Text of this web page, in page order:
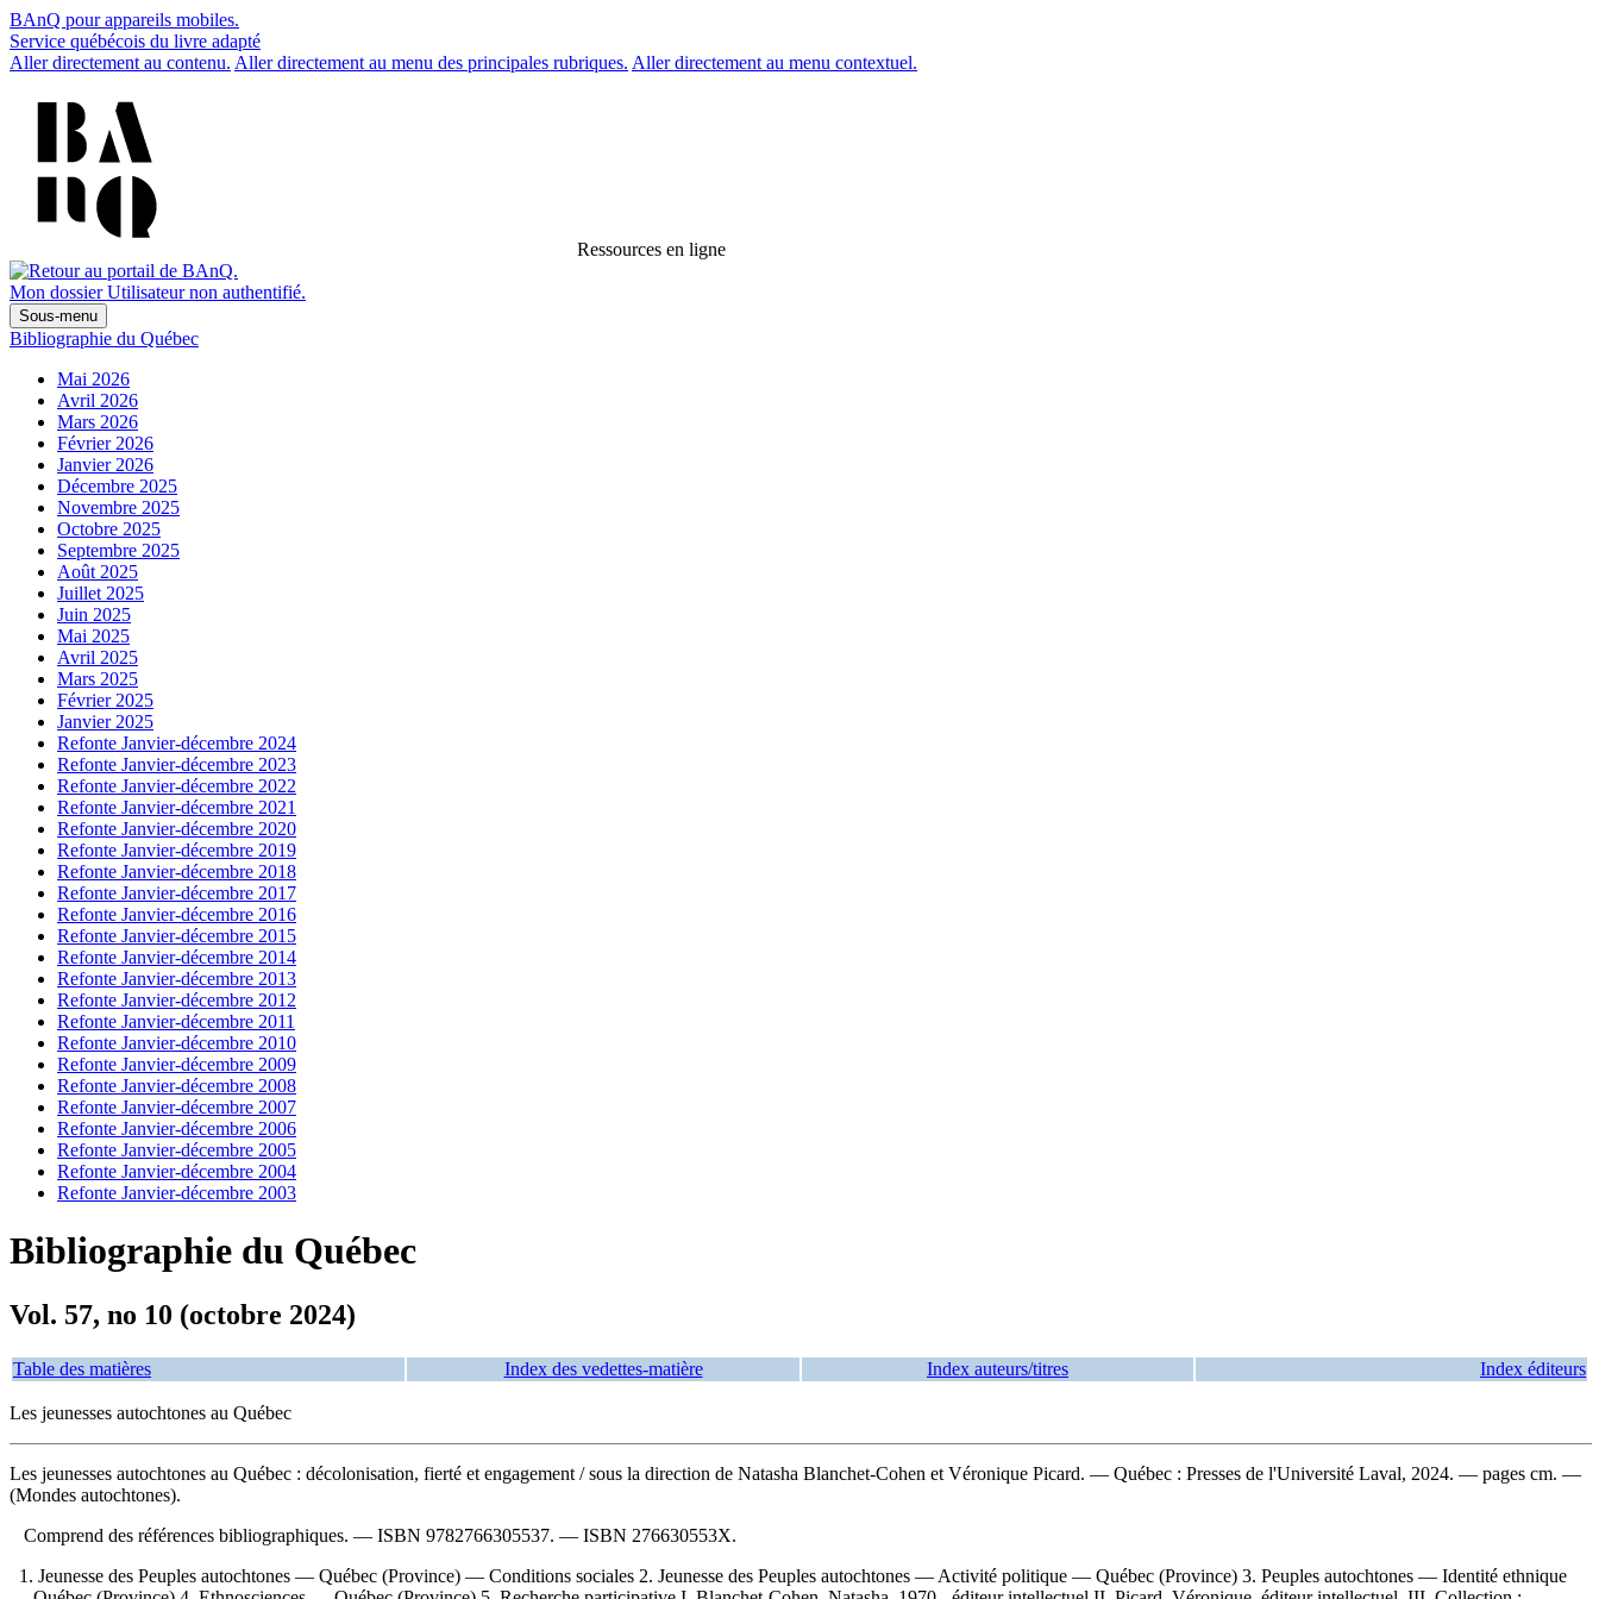
BAnQ pour appareils mobiles.
Service québécois du livre adapté
Aller directement au contenu. Aller directement au menu des principales rubriques. Aller directement au menu contextuel.
Ressources en ligne
Mon dossier Utilisateur non authentifié.
Sous-menu
Bibliographie du Québec
Mai 2026
Avril 2026
Mars 2026
Février 2026
Janvier 2026
Décembre 2025
Novembre 2025
Octobre 2025
Septembre 2025
Août 2025
Juillet 2025
Juin 2025
Mai 2025
Avril 2025
Mars 2025
Février 2025
Janvier 2025
Refonte Janvier-décembre 2024
Refonte Janvier-décembre 2023
Refonte Janvier-décembre 2022
Refonte Janvier-décembre 2021
Refonte Janvier-décembre 2020
Refonte Janvier-décembre 2019
Refonte Janvier-décembre 2018
Refonte Janvier-décembre 2017
Refonte Janvier-décembre 2016
Refonte Janvier-décembre 2015
Refonte Janvier-décembre 2014
Refonte Janvier-décembre 2013
Refonte Janvier-décembre 2012
Refonte Janvier-décembre 2011
Refonte Janvier-décembre 2010
Refonte Janvier-décembre 2009
Refonte Janvier-décembre 2008
Refonte Janvier-décembre 2007
Refonte Janvier-décembre 2006
Refonte Janvier-décembre 2005
Refonte Janvier-décembre 2004
Refonte Janvier-décembre 2003
Bibliographie du Québec
Vol. 57, no 10 (octobre 2024)
Table des matières Index des vedettes-matière Index auteurs/titres Index éditeurs
Les jeunesses autochtones au Québec
Les jeunesses autochtones au Québec : décolonisation, fierté et engagement / sous la direction de Natasha Blanchet-Cohen et Véronique Picard. — Québec : Presses de l'Université Laval, 2024. — pages cm. —
(Mondes autochtones).
Comprend des références bibliographiques. — ISBN 9782766305537. — ISBN 276630553X.
1. Jeunesse des Peuples autochtones — Québec (Province) — Conditions sociales 2. Jeunesse des Peuples autochtones — Activité politique — Québec (Province) 3. Peuples autochtones — Identité ethnique